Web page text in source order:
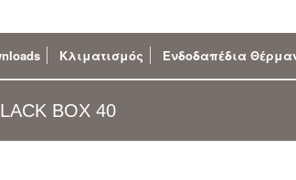
Κλιματισμός Ενδοδαπέδια
BOX 40